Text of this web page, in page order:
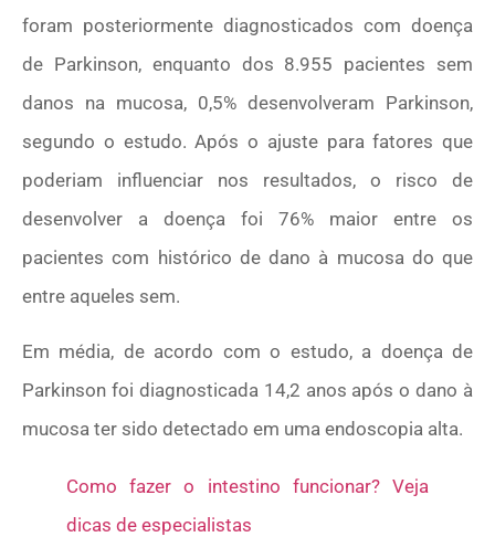
foram posteriormente diagnosticados com doença
de Parkinson, enquanto dos 8.955 pacientes sem
danos na mucosa, 0,5% desenvolveram Parkinson,
segundo o estudo. Após o ajuste para fatores que
poderiam influenciar nos resultados, o risco de
desenvolver a doença foi 76% maior entre os
pacientes com histórico de dano à mucosa do que
entre aqueles sem.
Em média, de acordo com o estudo, a doença de
Parkinson foi diagnosticada 14,2 anos após o dano à
mucosa ter sido detectado em uma endoscopia alta.
Como fazer o intestino funcionar? Veja
dicas de especialistas